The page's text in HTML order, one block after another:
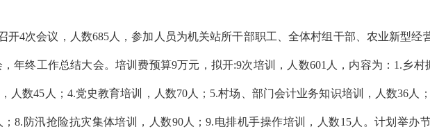
开4次会议，人数685人，参加人员为机关站所干部职工、全体村组干部、农业新型经
年终工作总结大会。 培训费预算9万元， 拟开:9次培训，人数601人，内容为： 1.乡村
人数45 人 ； 4.党史教育培训，人数70人 ； 5.村场、部门会计业务知识培训，人数36 人 ；
；8.防汛抢险抗灾集体培训， 人数90人；9.电排机手操作培训， 人数15人。计划举办